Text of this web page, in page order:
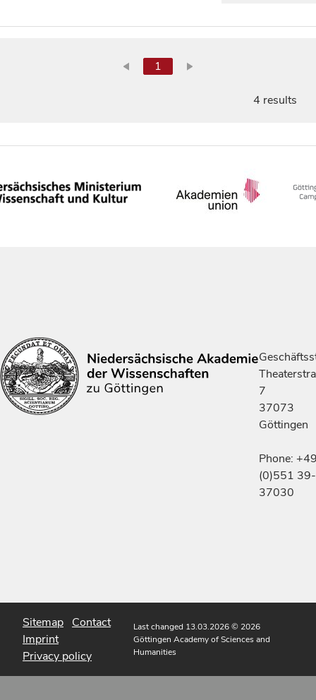
1
4 results
7
37073
Göttingen
Phone:
(0)551 39-
37030
Sitemap Contact
Imprint
Privacy policy
Last changed 13.03.2026© 2026
Göttingen Academy of Sciences and
Humanities